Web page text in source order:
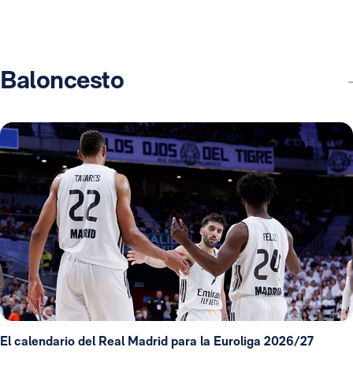
Baloncesto
El calendario del Real Madrid para la Euroliga 2026/27